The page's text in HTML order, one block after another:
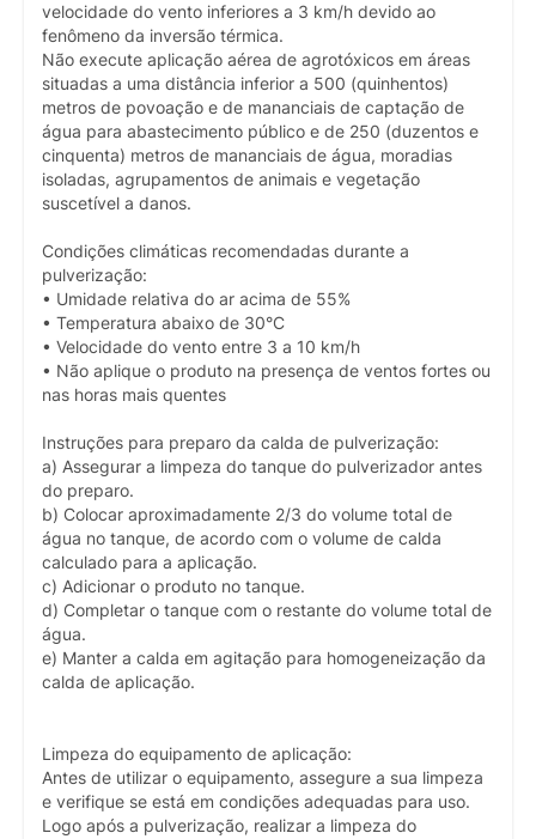
velocidade do vento inferiores a 3 km/h devido ao
fenômeno da inversão térmica.
Não execute aplicação aérea de agrotóxicos em áreas
situadas a uma distância inferior a 500 (quinhentos)
metros de povoação e de mananciais de captação de
água para abastecimento público e de 250 (duzentos e
cinquenta) metros de mananciais de água, moradias
isoladas, agrupamentos de animais e vegetação
suscetível a danos.
Condições climáticas recomendadas durante a
pulverização:
• Umidade relativa do ar acima de 55%
• Temperatura abaixo de 30°C
• Velocidade do vento entre 3 a 10 km/h
• Não aplique o produto na presença de ventos fortes ou
nas horas mais quentes
Instruções para preparo da calda de pulverização:
a) Assegurar a limpeza do tanque do pulverizador antes
do preparo.
b) Colocar aproximadamente 2/3 do volume total de
água no tanque, de acordo com o volume de calda
calculado para a aplicação.
c) Adicionar o produto no tanque.
d) Completar o tanque com o restante do volume total de
água.
e) Manter a calda em agitação para homogeneização da
calda de aplicação.
Limpeza do equipamento de aplicação:
Antes de utilizar o equipamento, assegure a sua limpeza
e verifique se está em condições adequadas para uso.
Logo após a pulverização, realizar a limpeza do